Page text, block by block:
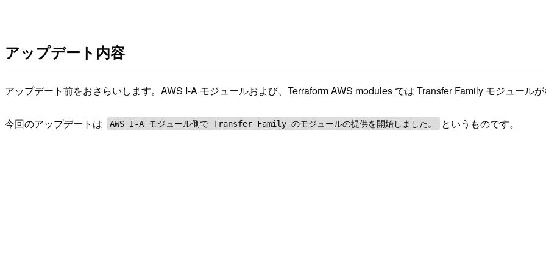
アップデート内容
アップデート前をおさらいします。AWS I-A モジュールおよび、Terraform AWS modules では Transfer Family モジュール
今回のアップデートは AWS I-A モジュール側で Transfer Family のモジュールの提供を開始しました。 というものです。